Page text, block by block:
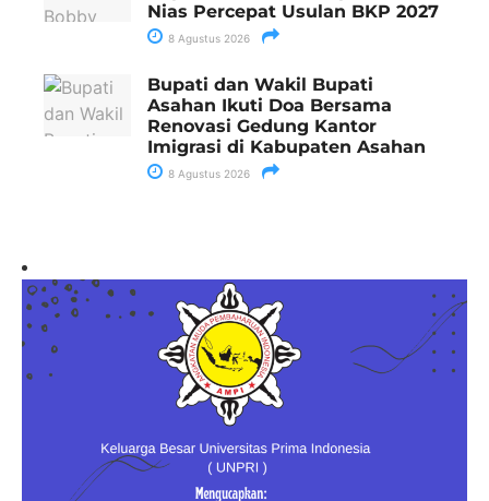
Nias Percepat Usulan BKP 2027
8 Agustus 2026
Bupati dan Wakil Bupati
Asahan Ikuti Doa Bersama
Renovasi Gedung Kantor
Imigrasi di Kabupaten Asahan
8 Agustus 2026